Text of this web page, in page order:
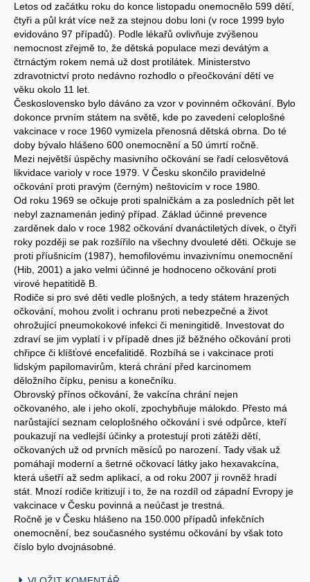
Letos od začátku roku do konce listopadu onemocnělo 599 dětí,
čtyři a půl krát více než za stejnou dobu loni (v roce 1999 bylo
evidováno 97 případů). Podle lékařů ovlivňuje zvýšenou
nemocnost zřejmě to, že dětská populace mezi devátým a
čtrnáctým rokem nemá už dost protilátek. Ministerstvo
zdravotnictví proto nedávno rozhodlo o přeočkování dětí ve
věku okolo 11 let.
Československo bylo dáváno za vzor v povinném očkování. Bylo
dokonce prvním státem na světě, kde po zavedení celoplošné
vakcinace v roce 1960 vymizela přenosná dětská obrna. Do té
doby bývalo hlášeno 600 onemocnění a 50 úmrtí ročně.
Mezi největší úspěchy masivního očkování se řadí celosvětová
likvidace varioly v roce 1979. V Česku skončilo pravidelné
očkování proti pravým (černým) neštovicím v roce 1980.
Od roku 1969 se očkuje proti spalničkám a za posledních pět let
nebyl zaznamenán jediný případ. Základ účinné prevence
zarděnek dalo v roce 1982 očkování dvanáctiletých dívek, o čtyři
roky později se pak rozšířilo na všechny dvouleté děti. Očkuje se
proti příušnicím (1987), hemofilovému invazivnímu onemocnění
(Hib, 2001) a jako velmi účinné je hodnoceno očkování proti
virové hepatitidě B.
Rodiče si pro své děti vedle plošných, a tedy státem hrazených
očkování, mohou zvolit i ochranu proti nebezpečné a život
ohrožující pneumokokové infekci či meningitidě. Investovat do
zdraví se jim vyplatí i v případě dnes již běžného očkování proti
chřipce či klíšťové encefalitidě. Rozbíhá se i vakcinace proti
lidským papilomavirům, která chrání před karcinomem
děložního čípku, penisu a konečníku.
Obrovský přínos očkování, že vakcína chrání nejen
očkovaného, ale i jeho okolí, zpochybňuje málokdo. Přesto má
narůstající seznam celoplošného očkování i své odpůrce, kteří
poukazují na vedlejší účinky a protestují proti zátěži dětí,
očkovaných už od prvních měsíců po narození. Tady však už
pomáhají moderní a šetrné očkovací látky jako hexavakcína,
která ušetří až sedm aplikací, a od roku 2007 ji rovněž hradí
stát. Mnozí rodiče kritizují i to, že na rozdíl od západní Evropy je
vakcinace v Česku povinná a neúčast je trestná.
Ročně je v Česku hlášeno na 150.000 případů infekčních
onemocnění, bez současného systému očkování by však toto
číslo bylo dvojnásobné.